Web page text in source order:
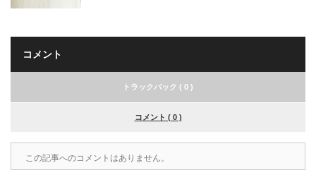
コメント
トラックバック ( 0 )
コメント ( 0 )
この記事へのコメントはありません。